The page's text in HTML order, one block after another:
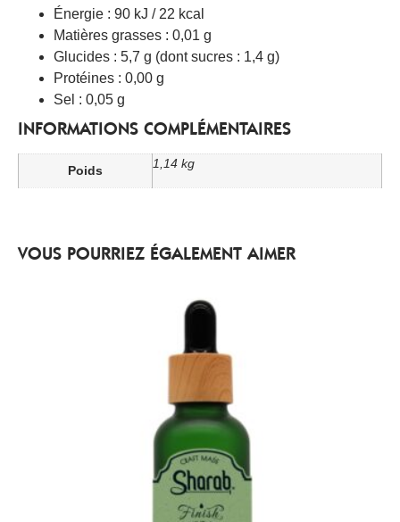
Énergie : 90 kJ / 22 kcal
Matières grasses : 0,01 g
Glucides : 5,7 g (dont sucres : 1,4 g)
Protéines : 0,00 g
Sel : 0,05 g
INFORMATIONS COMPLÉMENTAIRES
Poids 1,14 kg
VOUS POURRIEZ ÉGALEMENT AIMER